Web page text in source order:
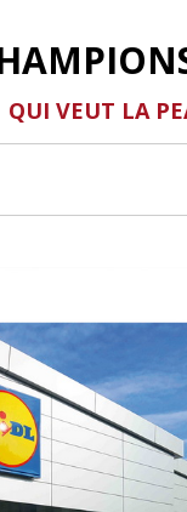
QUI VEUT LA